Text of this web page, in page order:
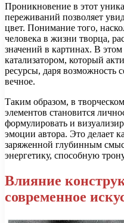
Проникновение в этот
переживаний позволяет
цвет. Понимание того,
человека в жизни творца,
значений в картинах. В
катализатором, который
ресурсы, даря возможность
вечное.
Таким образом, в
элементов становится
формулировать и
эмоции автора. Это делает
заряженной глубинным
энергетику, способную
Влияние
современное